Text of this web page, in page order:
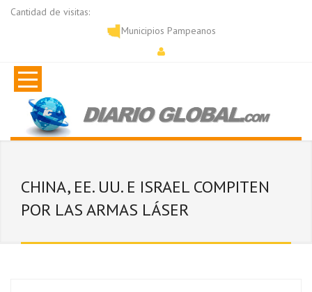
Cantidad de visitas:
Municipios Pampeanos
CHINA, EE. UU. E ISRAEL COMPITEN
POR LAS ARMAS LÁSER